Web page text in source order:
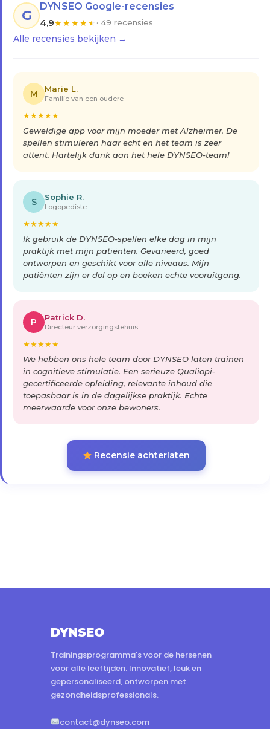
G
DYNSEO Google-recensies
4,9★★★★★ · 49 recensies
Alle recensies bekijken →
M Marie L.
Familie van een oudere
★★★★★
Geweldige app voor mijn moeder met Alzheimer. De
spellen stimuleren haar echt en het team is zeer
attent. Hartelijk dank aan het hele DYNSEO-team!
S Sophie R.
Logopediste
★★★★★
Ik gebruik de DYNSEO-spellen elke dag in mijn
praktijk met mijn patiënten. Gevarieerd, goed
ontworpen en geschikt voor alle niveaus. Mijn
patiënten zijn er dol op en boeken echte vooruitgang.
P Patrick D.
Directeur verzorgingstehuis
★★★★★
We hebben ons hele team door DYNSEO laten trainen
in cognitieve stimulatie. Een serieuze Qualiopi-
gecertificeerde opleiding, relevante inhoud die
toepasbaar is in de dagelijkse praktijk. Echte
meerwaarde voor onze bewoners.
Recensie achterlaten
DYNSEO
Trainingsprogramma's voor de hersenen
voor alle leeftijden. Innovatief, leuk en
gepersonaliseerd, ontworpen met
gezondheidsprofessionals.
contact@dynseo.com